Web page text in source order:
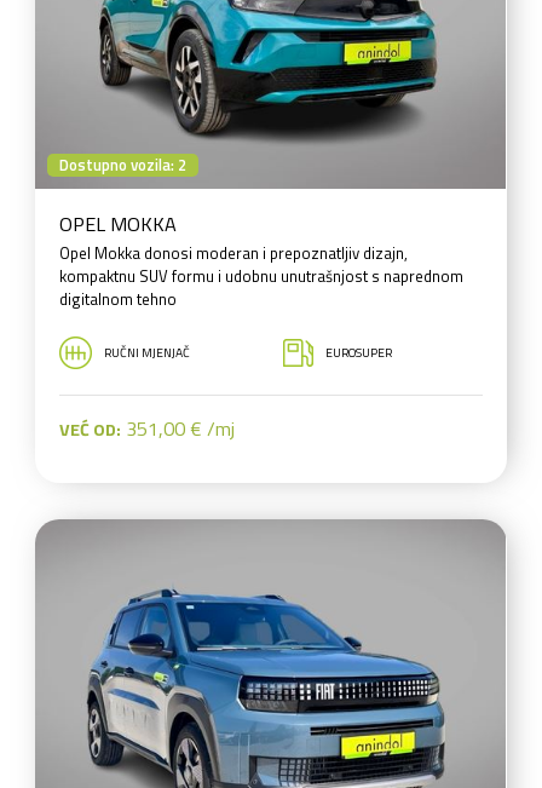
Dostupno vozila: 2
OPEL MOKKA
Opel Mokka donosi moderan i prepoznatljiv dizajn,
kompaktnu SUV formu i udobnu unutrašnjost s naprednom
digitalnom tehno
RUČNI MJENJAČ EUROSUPER
VEĆ OD: 351,00 € /mj